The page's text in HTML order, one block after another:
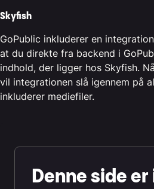
Skyfish
GoPublic inkluderer en
at du direkte fra backend i
indhold, der ligger hos Skyfish.
vil integrationen slå igennem på
inkluderer mediefiler.
Denne side er